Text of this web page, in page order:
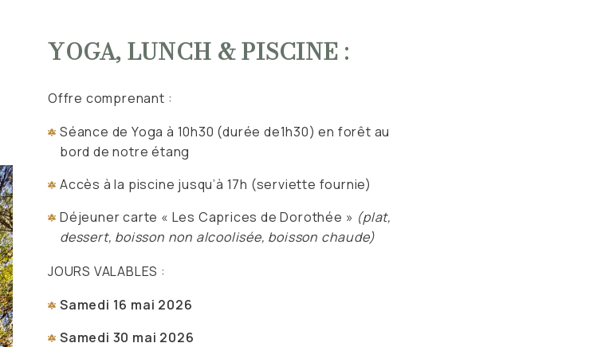
YOGA, LUNCH & PISCINE :
Offre comprenant :
Séance de Yoga à 10h30 (durée de1h30) en forêt au
bord de notre étang
Accès à la piscine jusqu’à 17h (serviette fournie)
Déjeuner carte « Les Caprices de Dorothée » (plat,
dessert, boisson non alcoolisée, boisson chaude)
JOURS VALABLES :
Samedi 16 mai 2026
Samedi 30 mai 2026